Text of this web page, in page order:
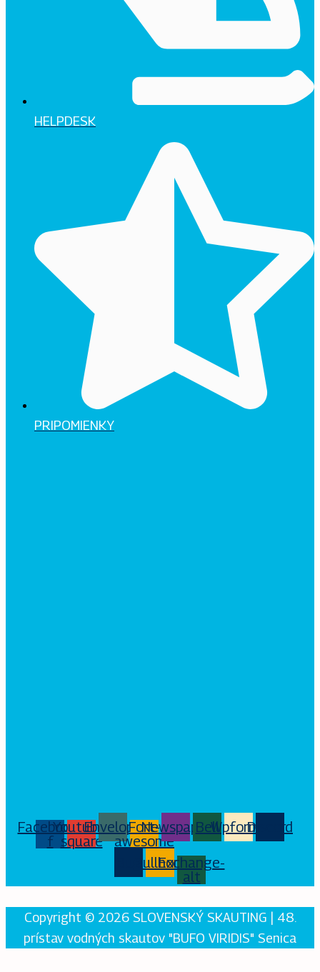
HELPDESK
PRIPOMIENKY
Facebook-
f
Youtube-
square
EnvelopeFort-
awesome
Newspaper
BellWpformsDiscord
Bullhorn
Exchange-
alt
Copyright © 2026 SLOVENSKÝ SKAUTING | 48.
prístav vodných skautov "BUFO VIRIDIS" Senica